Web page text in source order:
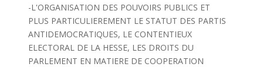
-L'ORGANISATION DES POUVOIRS PUBLICS ET
PLUS PARTICULIEREMENT LE STATUT DES PARTIS
ANTIDEMOCRATIQUES, LE CONTENTIEUX
ELECTORAL DE LA HESSE, LES DROITS DU
PARLEMENT EN MATIERE DE COOPERATION